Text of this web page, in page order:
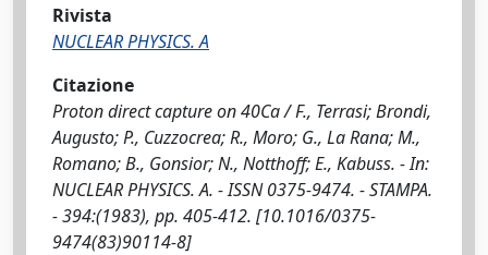
Rivista
NUCLEAR PHYSICS. A
Citazione
Proton direct capture on 40Ca / F., Terrasi; Brondi,
Augusto; P., Cuzzocrea; R., Moro; G., La Rana; M.,
Romano; B., Gonsior; N., Notthoff; E., Kabuss. - In:
NUCLEAR PHYSICS. A. - ISSN 0375-9474. - STAMPA.
- 394:(1983), pp. 405-412. [10.1016/0375-
9474(83)90114-8]